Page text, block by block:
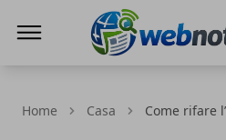
Home Casa Come rifare